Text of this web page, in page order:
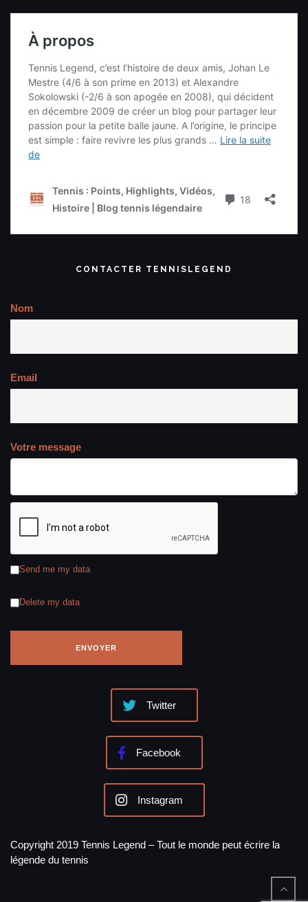
CONTACTER TENNISLEGEND
Nom
Email
Votre message
Send me my data
Delete my data
Twitter
Facebook
Instagram
Copyright 2019 Tennis Legend – Tout le monde peut écrire la
légende du tennis